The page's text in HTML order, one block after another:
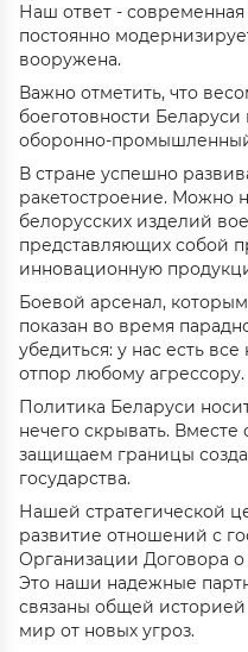
Наш ответ -
постоянно
вооружена.
Важно отметить, что
боеготовности
оборонно-
В стране успешно
ракетостроение. Можно
белорусских изделий
представляющих собой
инновационную
Боевой арсенал,
показан во время
убедиться: у нас есть
отпор любому агрессору.
Политика Беларуси
нечего скрывать.
защищаем границы
государства.
Нашей стратегической
развитие отношений с
Организации Договора о
Это наши надежные
связаны общей
мир от новых угроз.